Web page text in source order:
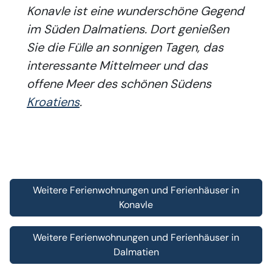
Konavle ist eine wunderschöne Gegend
im Süden Dalmatiens. Dort genießen
Sie die Fülle an sonnigen Tagen, das
interessante Mittelmeer und das
offene Meer des schönen Südens
Kroatiens.
Weitere Ferienwohnungen und Ferienhäuser in
Konavle
Weitere Ferienwohnungen und Ferienhäuser in
Dalmatien